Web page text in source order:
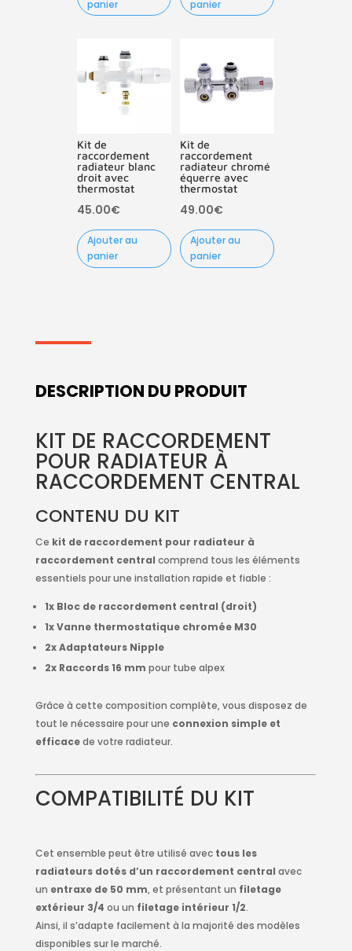
panier
était :
panier
Kit de
raccordement
radiateur blanc
droit avec
thermostat
45.00€
Ajouter au
panier
Kit de
raccordement
radiateur chromé
équerre avec
thermostat
49.00€
Ajouter au
panier
DESCRIPTION DU PRODUIT
KIT DE RACCORDEMENT
POUR RADIATEUR À
RACCORDEMENT CENTRAL
CONTENU DU KIT
Ce kit de raccordement pour radiateur à
raccordement central comprend tous les éléments
essentiels pour une installation rapide et fiable :
1x Bloc de raccordement central (droit)
1x Vanne thermostatique chromée M30
2x Adaptateurs Nipple
2x Raccords 16 mm pour tube alpex
Grâce à cette composition complète, vous disposez de
tout le nécessaire pour une connexion simple et
efficacede votre radiateur.
COMPATIBILITÉ DU KIT
Cet ensemble peut être utilisé avec tous les
radiateurs dotés d’un raccordement central avec
un entraxe de 50 mm, et présentant un filetage
extérieur 3/4 ou un filetage intérieur 1/2.
Ainsi, il s’adapte facilement à la majorité des modèles
disponibles sur le marché.